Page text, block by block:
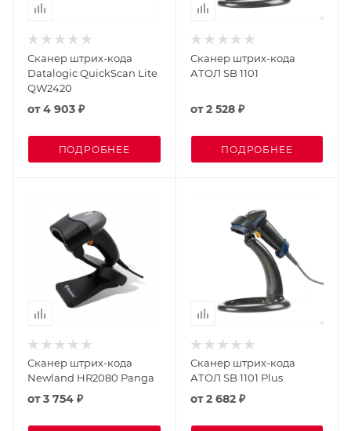
Сканер штрих-кода
Datalogic QuickScan Lite
QW2420
от4 903 ₽
ПОДРОБНЕЕ
Сканер штрих-кода
АТОЛ SB 1101
от2 528 ₽
ПОДРОБНЕЕ
Сканер штрих-кода
Newland HR2080 Panga
от3 754 ₽
Сканер штрих-кода
АТОЛ SB 1101 Plus
от2 682 ₽